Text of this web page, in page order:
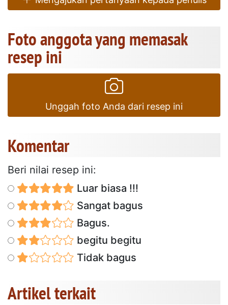
Foto anggota yang memasak
resep ini
Unggah foto Anda dari resep ini
Komentar
Beri nilai resep ini:
Luar biasa !!!
Sangat bagus
Bagus.
begitu begitu
Tidak bagus
Artikel terkait